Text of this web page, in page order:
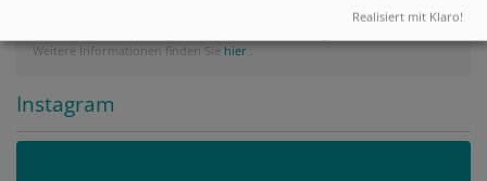
Weitere Informationen finden Siehier.
Instagram
Realisiert mit Klaro!